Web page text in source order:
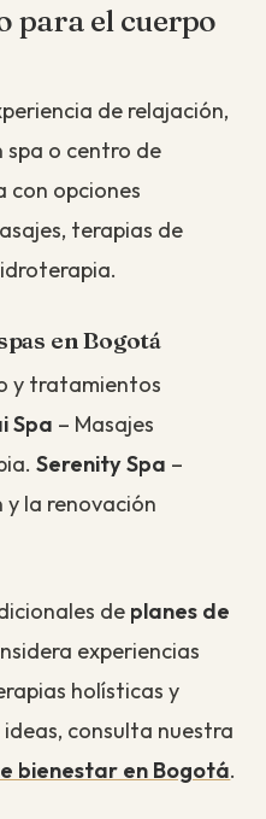
para el cuerpo
de relajación,
spa o centro de
con opciones
terapias de
en Bogotá
y tratamientos
Spa – Masajes
Serenity Spa –
y la renovación
de planes de
experiencias
holísticas y
consulta nuestra
bienestar en Bogotá.